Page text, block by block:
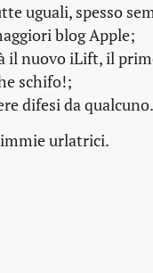
uguali, spesso
blogApple;
il nuovo iLift, il
schifo!;
difesi da
urlatrici.